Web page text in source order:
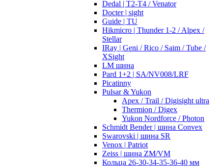
Dedal | T2-T4 / Venator
Docter | sight
Guide | TU
Hikmicro | Thunder 1-2 / Alpex /
Stellar
IRay | Geni / Rico / Saim / Tube /
XSight
LM шина
Pard 1+2 | SA/NV008/LRF
Picatinny
Pulsar & Yukon
Apex / Trail / Digisight ultra
Thermion / Digex
Yukon Nordforce / Photon
Schmidt Bender | шина Convex
Swarovski | шина SR
Venox | Patriot
Zeiss | шина ZM/VM
Кольца 26-30-34-35-36-40 мм